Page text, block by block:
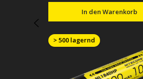
In den Warenkorb
> 500 lagernd